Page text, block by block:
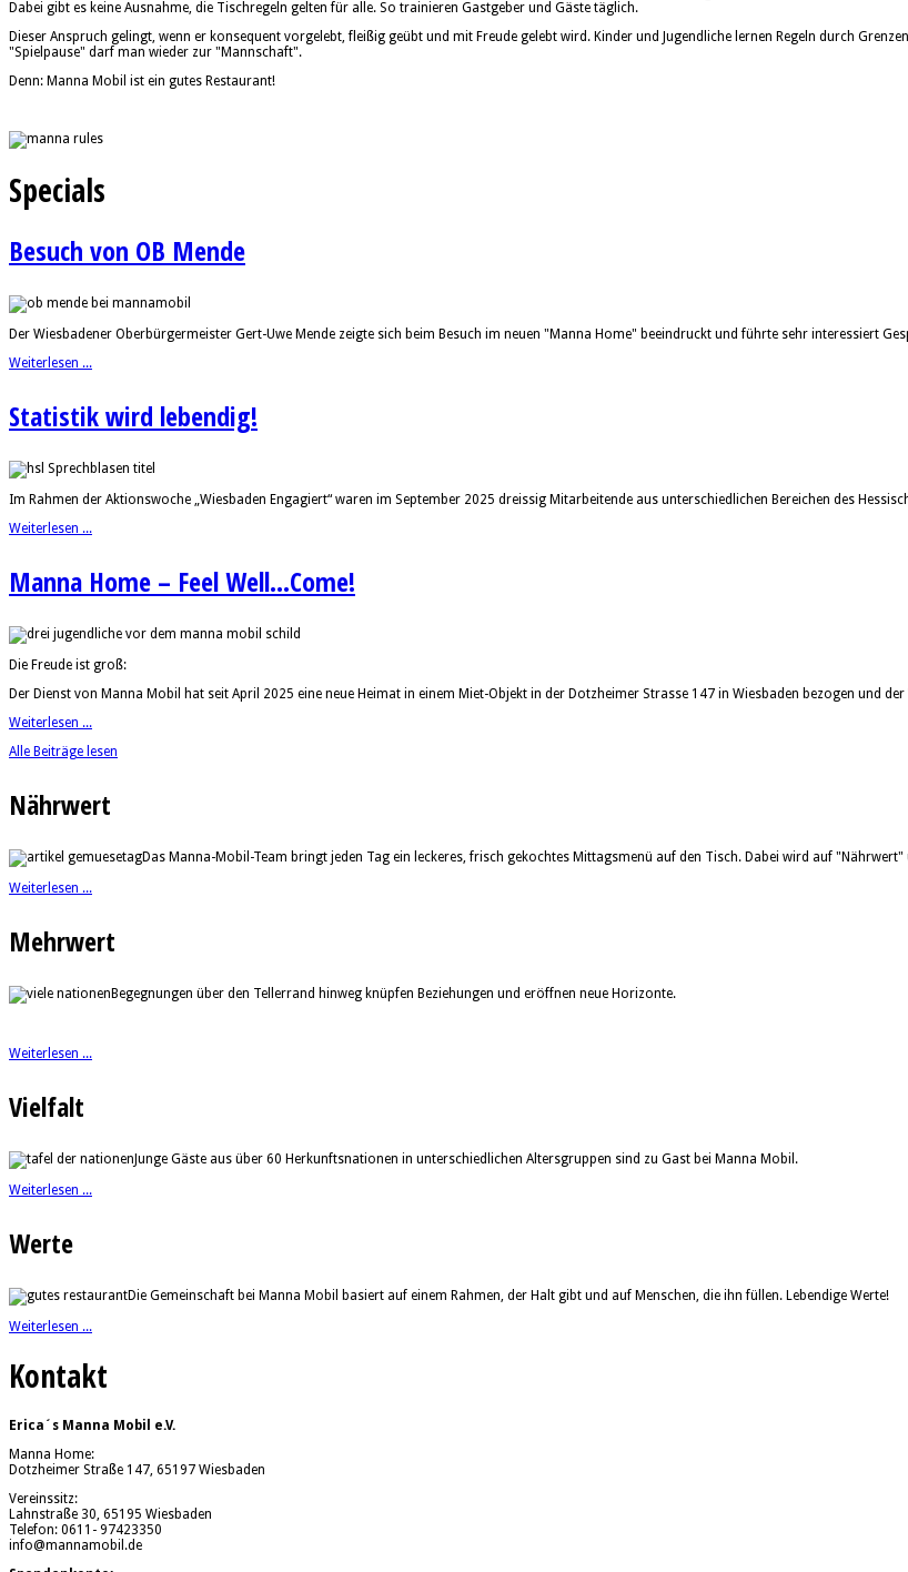
Dabei gibt es keine Ausnahme, die Tischregeln gelten für alle. So trainieren Gastgeber und Gäste täglich.
Dieser Anspruch gelingt, wenn er konsequent vorgelebt, fleißig geübt und mit Freude gelebt wird. Kinder und Jugendliche lernen Regeln durch
"Spielpause" darf man wieder zur "Mannschaft".
Denn: Manna Mobil ist ein gutes Restaurant!
Specials
Besuch von OB Mende
Der Wiesbadener Oberbürgermeister Gert-Uwe Mende zeigte sich beim Besuch im neuen "Manna Home" beeindruckt und führte sehr interessiert
Weiterlesen ...
Statistik wird lebendig!
Im Rahmen der Aktionswoche „Wiesbaden Engagiert“ waren im September 2025 dreissig Mitarbeitende aus unterschiedlichen Bereichen des
Weiterlesen ...
Manna Home – Feel Well...Come!
Die Freude ist groß:
Der Dienst von Manna Mobil hat seit April 2025 eine neue Heimat in einem Miet-Objekt in der Dotzheimer Strasse 147 in Wiesbaden bezogen und der
Weiterlesen ...
Alle Beiträge lesen
Nährwert
Das Manna-Mobil-Team bringt jeden Tag ein leckeres, frisch gekochtes Mittagsmenü auf den Tisch. Dabei wird auf
Weiterlesen ...
Mehrwert
Begegnungen über den Tellerrand hinweg knüpfen Beziehungen und eröffnen neue Horizonte.
Weiterlesen ...
Vielfalt
Junge Gäste aus über 60 Herkunftsnationen in unterschiedlichen Altersgruppen sind zu Gast bei Manna Mobil.
Weiterlesen ...
Werte
Die Gemeinschaft bei Manna Mobil basiert auf einem Rahmen, der Halt gibt und auf Menschen, die ihn füllen. Lebendige Werte!
Weiterlesen ...
Kontakt
Erica´s Manna Mobil e.V.
Manna Home:
Dotzheimer Straße 147, 65197 Wiesbaden
Vereinssitz:
Lahnstraße 30, 65195 Wiesbaden
Telefon: 0611- 97423350
info@mannamobil.de